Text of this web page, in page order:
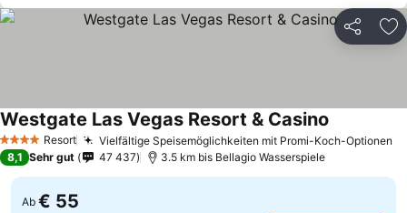
Teilen
4 Sterne Resort Vielfältige Speisemöglichkeiten mit Promi-Koch-Optionen
Westgate Las Vegas Resort & Casino
8,1 Sehr gut 47 437 3.5 km bis Bellagio Wasserspiele
Ab € 55